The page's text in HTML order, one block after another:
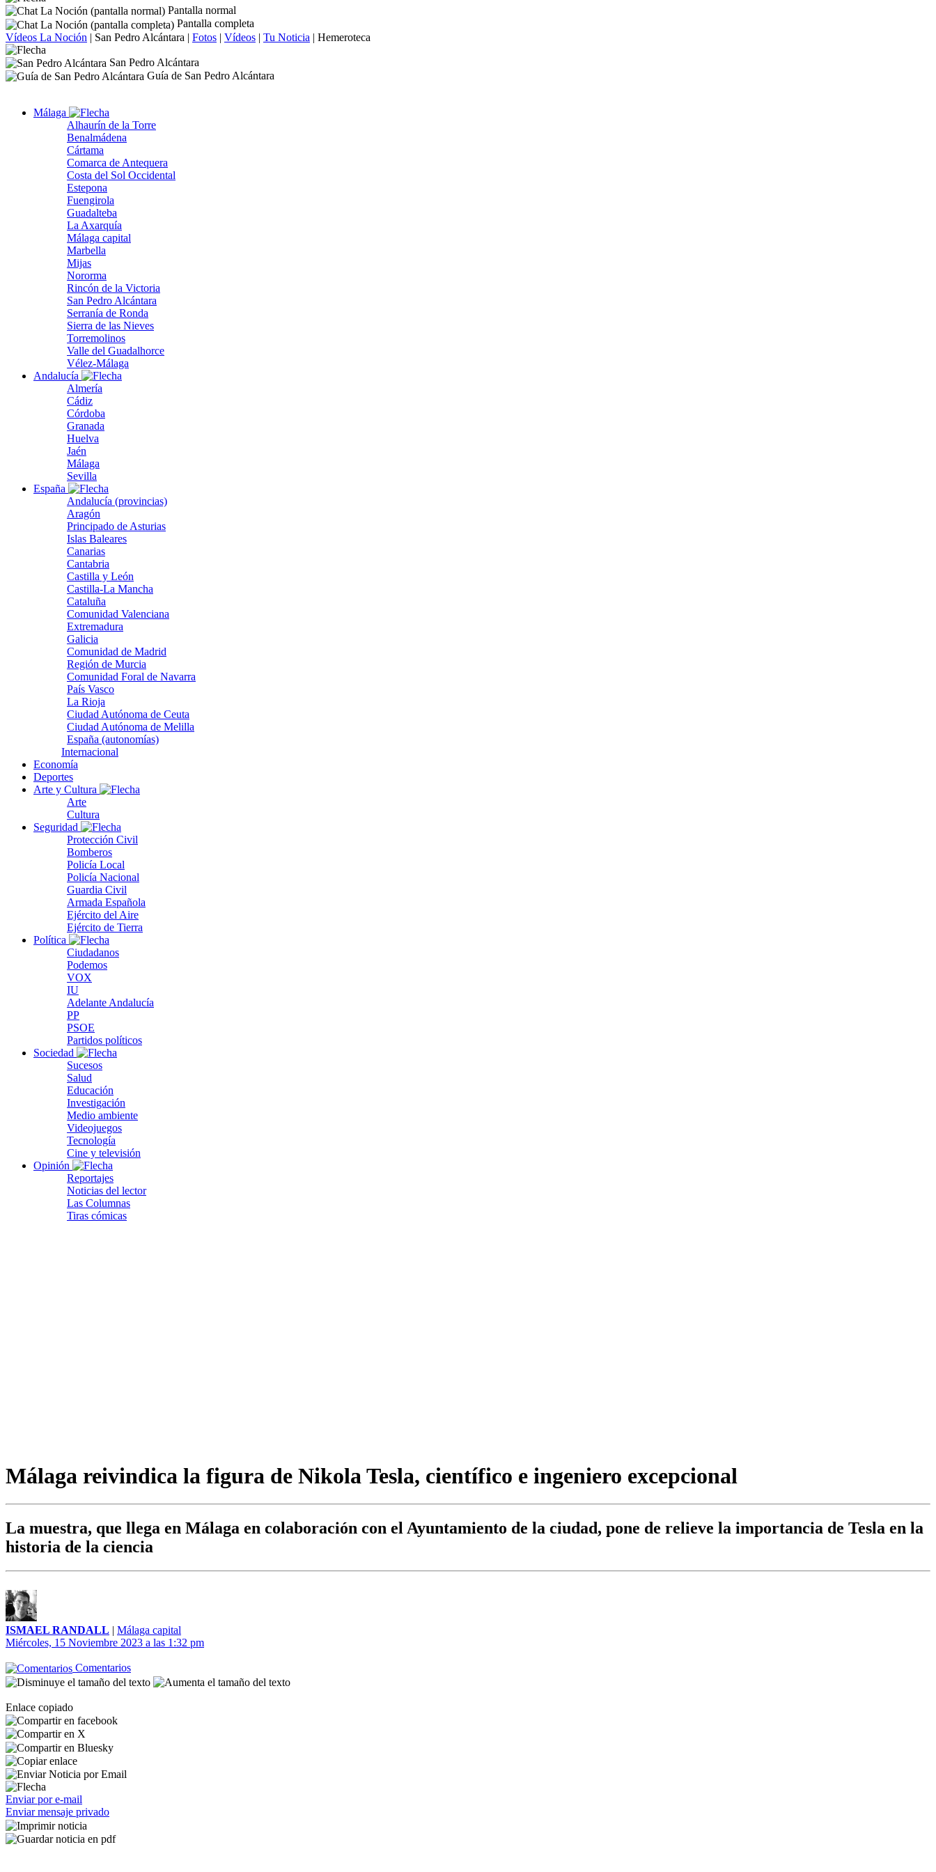
Pantalla normal
Pantalla completa
Vídeos La Noción | San Pedro Alcántara | Fotos | Vídeos | Tu Noticia | Hemeroteca
San Pedro Alcántara
Guía de San Pedro Alcántara
Málaga
Alhaurín de la Torre
Benalmádena
Cártama
Comarca de Antequera
Costa del Sol Occidental
Estepona
Fuengirola
Guadalteba
La Axarquía
Málaga capital
Marbella
Mijas
Nororma
Rincón de la Victoria
San Pedro Alcántara
Serranía de Ronda
Sierra de las Nieves
Torremolinos
Valle del Guadalhorce
Vélez-Málaga
Andalucía
Almería
Cádiz
Córdoba
Granada
Huelva
Jaén
Málaga
Sevilla
España
Andalucía (provincias)
Aragón
Principado de Asturias
Islas Baleares
Canarias
Cantabria
Castilla y León
Castilla-La Mancha
Cataluña
Comunidad Valenciana
Extremadura
Galicia
Comunidad de Madrid
Región de Murcia
Comunidad Foral de Navarra
País Vasco
La Rioja
Ciudad Autónoma de Ceuta
Ciudad Autónoma de Melilla
España (autonomías)
Internacional
Economía
Deportes
Arte y Cultura
Arte
Cultura
Seguridad
Protección Civil
Bomberos
Policía Local
Policía Nacional
Guardia Civil
Armada Española
Ejército del Aire
Ejército de Tierra
Política
Ciudadanos
Podemos
VOX
IU
Adelante Andalucía
PP
PSOE
Partidos políticos
Sociedad
Sucesos
Salud
Educación
Investigación
Medio ambiente
Videojuegos
Tecnología
Cine y televisión
Opinión
Reportajes
Noticias del lector
Las Columnas
Tiras cómicas
Málaga reivindica la figura de Nikola Tesla, científico e ingeniero excepcional
La muestra, que llega en Málaga en colaboración con el Ayuntamiento de la ciudad, pone de relieve la importancia de Tesla en la
historia de la ciencia
ISMAEL RANDALL | Málaga capital
Miércoles, 15 Noviembre 2023 a las 1:32 pm
Comentarios
Enlace copiado
Enviar por e-mail
Enviar mensaje privado